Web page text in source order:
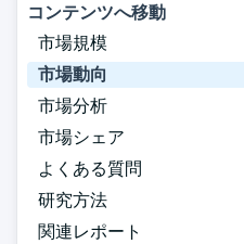
コンテンツへ移動
市場規模
市場動向
市場分析
市場シェア
よくある質問
研究方法
関連レポート